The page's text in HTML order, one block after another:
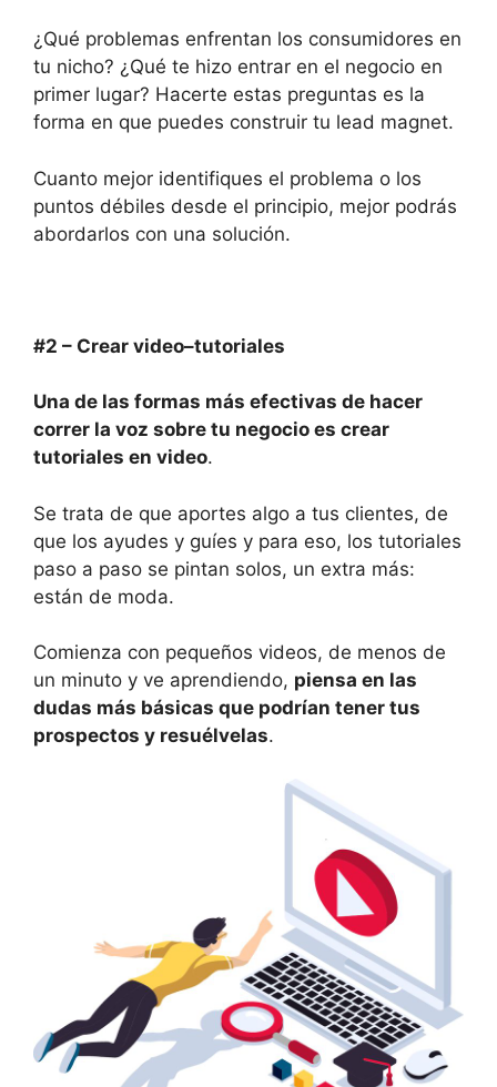
¿Qué problemas enfrentan los consumidores en
tu nicho? ¿Qué te hizo entrar en el negocio en
primer lugar? Hacerte estas preguntas es la
forma en que puedes construir tu lead magnet.
Cuanto mejor identifiques el problema o los
puntos débiles desde el principio, mejor podrás
abordarlos con una solución.
#2 – Crear video–tutoriales
Una de las formas más efectivas de hacer
correr la voz sobre tu negocio es crear
tutoriales en video.
Se trata de que aportes algo a tus clientes, de
que los ayudes y guíes y para eso, los tutoriales
paso a paso se pintan solos, un extra más:
están de moda.
Comienza con pequeños videos, de menos de
un minuto y ve aprendiendo, piensa en las
dudas más básicas que podrían tener tus
prospectos y resuélvelas.